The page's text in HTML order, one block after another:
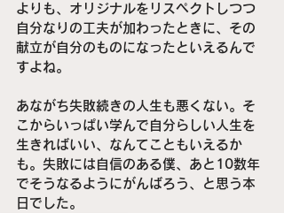
よりも、オリジナルをリスペクトしつつ
自分なりの工夫が加わったときに、その
献立が自分のものになったといえるんで
すよね。
あながち失敗続きの人生も悪くない。そ
こからいっぱい学んで自分らしい人生を
生きればいい、なんてこともいえるか
も。失敗には自信のある僕、あと10数年
でそうなるようにがんばろう、と思う本
日でした。